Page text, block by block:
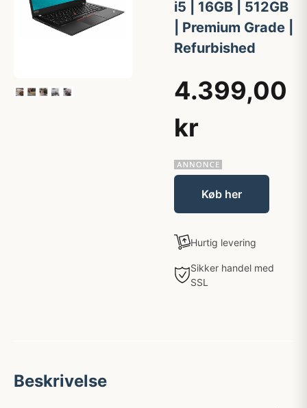
i5 | 16GB | 512GB
| Premium Grade |
Refurbished
4.399,00
kr
Køb her
Hurtig levering
Sikker handel med
SSL
Beskrivelse